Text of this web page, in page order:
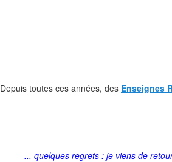
Depuis toutes ces années, des Enseignes
... quelques regrets : je viens de